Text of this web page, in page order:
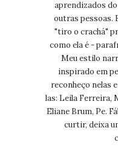
aprendizados
outras pessoas.
"tiro o crachá"
como ela é -
Meu estilo
inspirado em
reconheço nelas
las: Leila Ferreira,
Eliane Brum, Pe.
curtir, deixa